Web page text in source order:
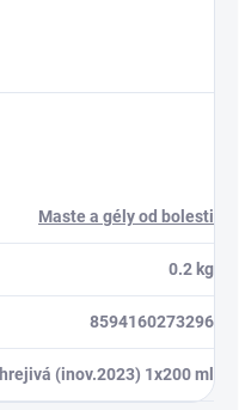
Maste a gély od bolesti
0.2 kg
8594160273296
hrejivá (inov.2023) 1x200 ml